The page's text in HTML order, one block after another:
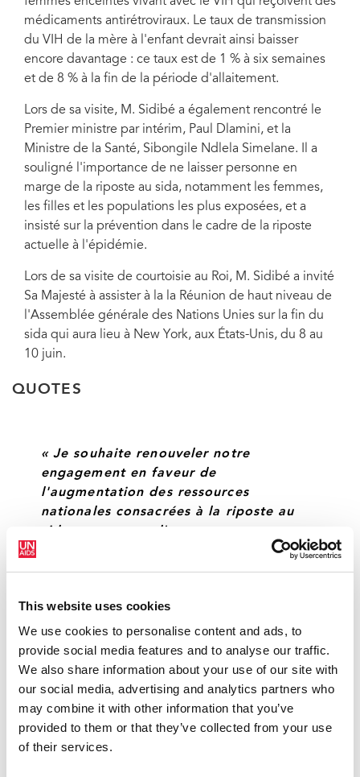
This website uses cookies
We use cookies to personalise content and ads, to
provide social media features and to analyse our traffic.
We also share information about your use of our site with
our social media, advertising and analytics partners who
may combine it with other information that you’ve
provided to them or that they’ve collected from your use
of their services.
médicaments antirétroviraux. Le taux de transmission
du VIH de la mère à l'enfant devrait ainsi baisser
encore davantage : ce taux est de 1 % à six semaines
et de 8 % à la fin de la période d'allaitement.
Lors de sa visite, M. Sidibé a également rencontré le
Premier ministre par intérim, Paul Dlamini, et la
Ministre de la Santé, Sibongile Ndlela Simelane. Il a
souligné l'importance de ne laisser personne en
marge de la riposte au sida, notamment les femmes,
les filles et les populations les plus exposées, et a
insisté sur la prévention dans le cadre de la riposte
actuelle à l'épidémie.
Lors de sa visite de courtoisie au Roi, M. Sidibé a invité
Sa Majesté à assister à la la Réunion de haut niveau de
l'Assemblée générale des Nations Unies sur la fin du
sida qui aura lieu à New York, aux États-Unis, du 8 au
10 juin.
QUOTES
« Je souhaite renouveler notre
engagement en faveur de
l'augmentation des ressources
nationales consacrées à la riposte au
l'investissement dans les programmes
de prévention du VIH afin que notre
infection à VIH se réalise. »
SA MAJESTÉ LE ROI MSWATI III
« Je vous félicite pour votre
engagement personnel et votre
leadership sur le VIH et pour les